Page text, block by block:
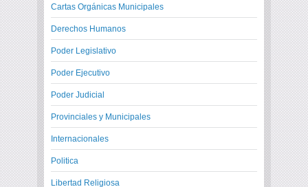
Cartas Orgánicas Municipales
Derechos Humanos
Poder Legislativo
Poder Ejecutivo
Poder Judicial
Provinciales y Municipales
Internacionales
Politica
Libertad Religiosa